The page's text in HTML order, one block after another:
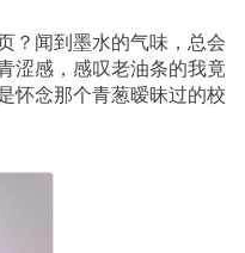
？闻到墨水的气味，总会
涩感，感叹老油条的我竟
怀念那个青葱暧昧过的校